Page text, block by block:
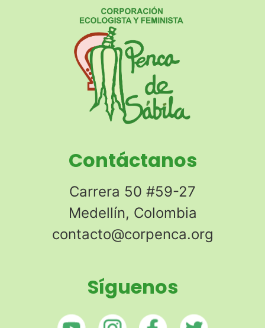
Contáctanos
Carrera 50 #59-27
Medellín, Colombia
contacto@corpenca.org
Síguenos